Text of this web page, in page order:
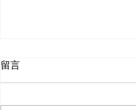
徹底刪除和重新安裝Cricut
留言